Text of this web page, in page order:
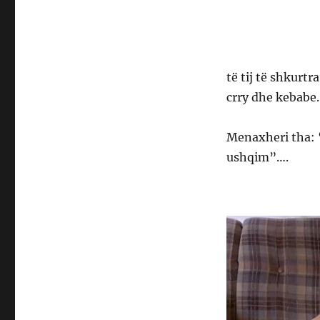
të tij të
crry dhe kebabe.
Menaxheri tha:
ushqim”….